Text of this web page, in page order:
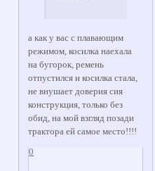
а как у вас с плавающим
режимом, косилка наехала
на бугорок, ремень
отпустился и косилка стала,
не внушает доверия сия
конструкция, только без
обид, на мой взгляд позади
трактора ей самое место!!!!
0